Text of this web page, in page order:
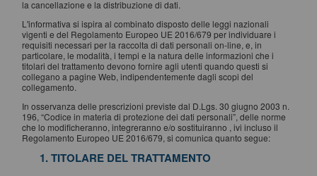
la cancellazione e la distribuzione di dati.
L'informativa si ispira al combinato disposto delle leggi nazionali
vigenti e del Regolamento Europeo UE 2016/679 per individuare i
requisiti necessari per la raccolta di dati personali on-line, e, in
particolare, le modalità, i tempi e la natura delle informazioni che i
titolari del trattamento devono fornire agli utenti quando questi si
collegano a pagine Web, indipendentemente dagli scopi del
collegamento.
In osservanza delle prescrizioni previste dal D.Lgs. 30 giugno 2003 n.
196, “Codice in materia di protezione dei dati personali”, delle norme
che lo modificheranno, integreranno e/o sostituiranno , ivi incluso il
Regolamento Europeo UE 2016/679, si comunica quanto segue:
1. TITOLARE DEL TRATTAMENTO